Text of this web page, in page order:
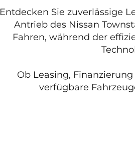
Entdecken Sie zuverlässige
Antrieb des Nissan
Fahren, während der
Ob Leasing,
verfügbare